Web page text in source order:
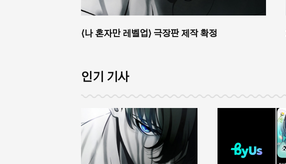
⟨나 혼자만 레벨업⟩ 극장판 제작 확정
인기 기사